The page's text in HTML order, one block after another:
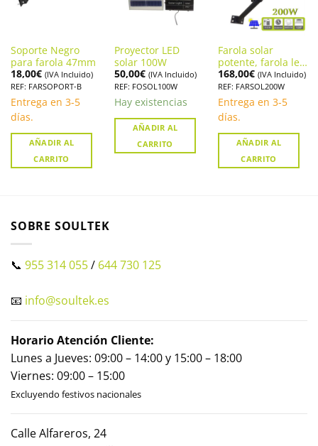
Soporte Negro
para farola 47mm
18,00€ (IVA Incluido)
REF: FARSOPORT-B
Entrega en 3-5
días.
AÑADIR AL
CARRITO
Proyector LED
solar 100W
50,00€ (IVA Incluido)
REF: FOSOL100W
Hay existencias
AÑADIR AL
CARRITO
Farola solar
potente, farola led
200W
168,00€ (IVA Incluido)
REF: FARSOL200W
Entrega en 3-5
días.
AÑADIR AL
CARRITO
SOBRE SOULTEK
📞 955 314 055/ 644 730 125
📧 info@soultek.es
Horario Atención Cliente:
Lunes a Jueves: 09:00 – 14:00 y 15:00 – 18:00
Viernes: 09:00 – 15:00
Excluyendo festivos nacionales
Calle Alfareros, 24